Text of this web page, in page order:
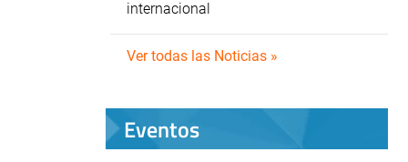
internacional
Ver todas las Noticias »
Eventos